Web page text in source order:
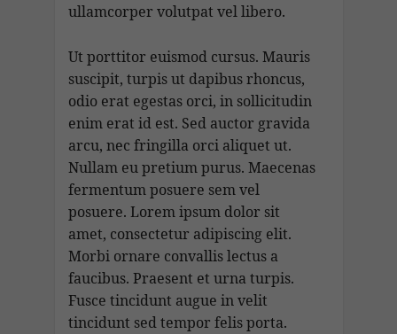
ullamcorper volutpat vel libero.
Ut porttitor euismod cursus. Mauris
suscipit, turpis ut dapibus rhoncus,
odio erat egestas orci, in sollicitudin
enim erat id est. Sed auctor gravida
arcu, nec fringilla orci aliquet ut.
Nullam eu pretium purus. Maecenas
fermentum posuere sem vel
posuere. Lorem ipsum dolor sit
amet, consectetur adipiscing elit.
Morbi ornare convallis lectus a
faucibus. Praesent et urna turpis.
Fusce tincidunt augue in velit
tincidunt sed tempor felis porta.